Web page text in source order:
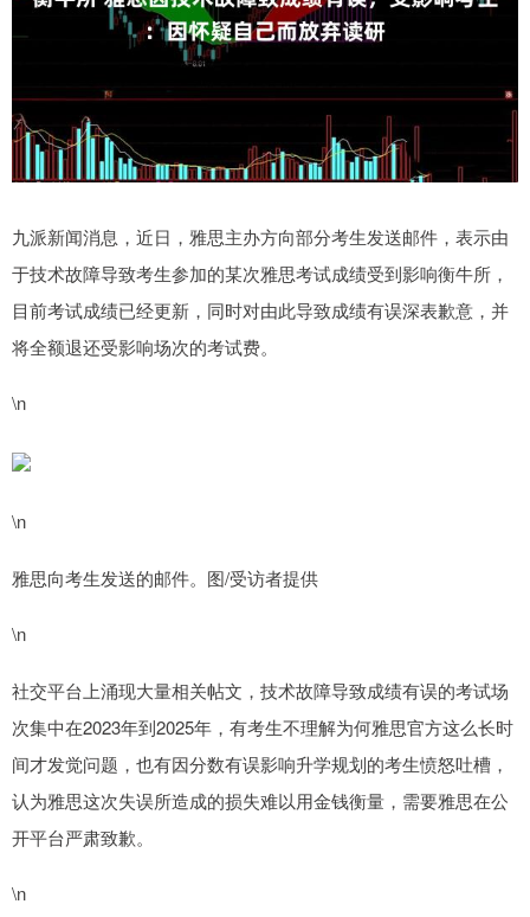
九派新闻消息，近日，雅思主办方向部分考生发送邮件，表示由
于技术故障导致考生参加的某次雅思考试成绩受到影响衡牛所，
目前考试成绩已经更新，同时对由此导致成绩有误深表歉意，并
将全额退还受影响场次的考试费。
\n
\n
雅思向考生发送的邮件。图/受访者提供
\n
社交平台上涌现大量相关帖文，技术故障导致成绩有误的考试场
次集中在2023年到2025年，有考生不理解为何雅思官方这么长时
间才发觉问题，也有因分数有误影响升学规划的考生愤怒吐槽，
认为雅思这次失误所造成的损失难以用金钱衡量，需要雅思在公
开平台严肃致歉。
\n